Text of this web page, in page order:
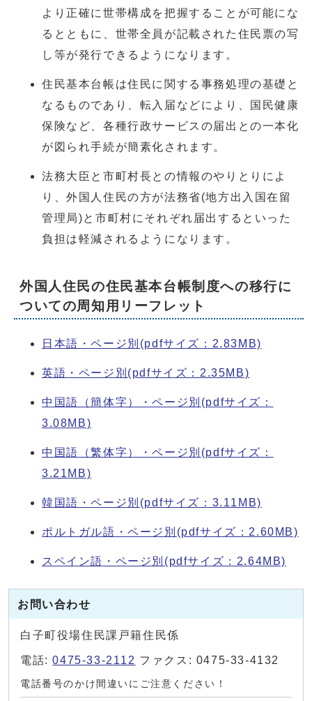
より正確に世帯構成を把握することが可能にな
るとともに、世帯全員が記載された住民票の写
し等が発行できるようになります。
住民基本台帳は住民に関する事務処理の基礎と
なるものであり、転入届などにより、国民健康
保険など、各種行政サービスの届出との一本化
が図られ手続が簡素化されます。
法務大臣と市町村長との情報のやりとりによ
り、外国人住民の方が法務省(地方出入国在留
管理局)と市町村にそれぞれ届出するといった
負担は軽減されるようになります。
外国人住民の住民基本台帳制度への移行に
ついての周知用リーフレット
日本語・ページ別(pdfサイズ：2.83MB)
英語・ページ別(pdfサイズ：2.35MB)
中国語（簡体字）・ページ別(pdfサイズ：
3.08MB)
中国語（繁体字）・ページ別(pdfサイズ：
3.21MB)
韓国語・ページ別(pdfサイズ：3.11MB)
ポルトガル語・ページ別(pdfサイズ：2.60MB)
スペイン語・ページ別(pdfサイズ：2.64MB)
お問い合わせ
白子町役場住民課戸籍住民係
電話:0475-33-2112 ファクス: 0475-33-4132
電話番号のかけ間違いにご注意ください！